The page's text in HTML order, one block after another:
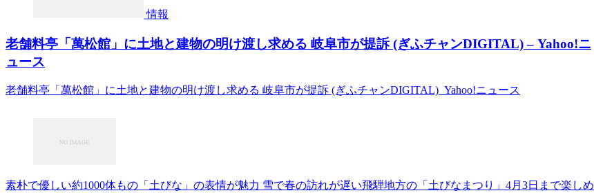
情報
老舗料亭「萬松館」に土地と建物の明け渡し求める 岐阜市が提訴 (ぎふチャンDIGITAL) – Yahoo!ニ
ュース
老舗料亭「萬松館」に土地と建物の明け渡し求める 岐阜市が提訴 (ぎふチャンDIGITAL) Yahoo!ニュース
素朴で優しい約1000体もの「土びな」の表情が魅力 雪で春の訪れが遅い飛騨地方の「土びなまつり」4月3日まで楽しめ